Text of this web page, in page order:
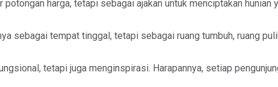
harga, tetapi sebagai ajakan untuk menciptakan hunian
sebagai tempat tinggal, tetapi sebagai ruang tumbuh, ruang
tetapi juga menginspirasi. Harapannya, setiap